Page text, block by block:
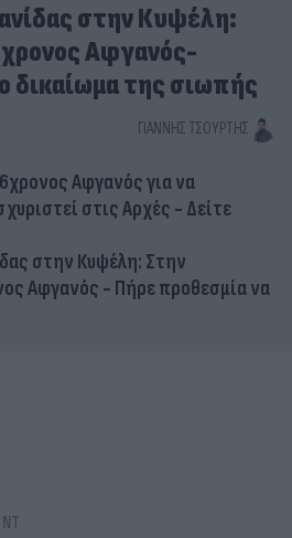
στην Κυψέλη:
Αφγανός-
δικαίωμα της σιωπής
ΓΙΆΝΝΗΣ ΤΣΟΎΡΤΗΣ
Αφγανός για να
στις Αρχές - Δείτε
στην Κυψέλη: Στην
Αφγανός - Πήρε προθεσμία να